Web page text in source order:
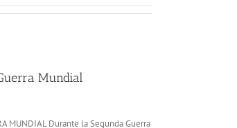
Mundial
MUNDIAL Durante la Segunda Guerra